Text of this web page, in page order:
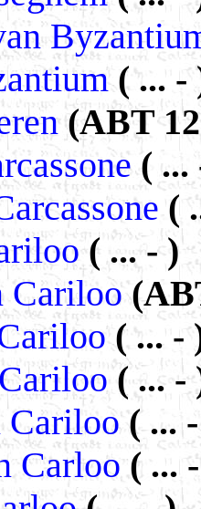
( ... -
(ABT
( ...
(
( ... - )
Cariloo
( ... -
( ... -
Cariloo( ...
Carloo( ...